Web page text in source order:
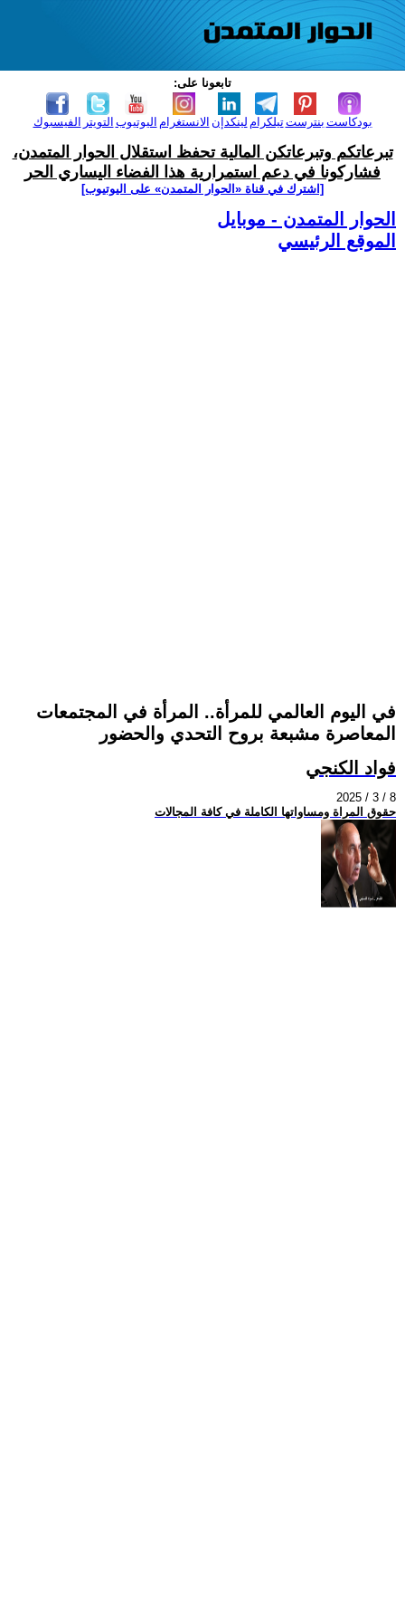
تابعونا على:
الفيسبوك التويتر اليوتيوب الانستغرام لينكدإن تيلكرامبنترست بودكاست
تبرعاتكم وتبرعاتكن المالية تحفظ استقلال الحوار المتمدن،
فشاركونا في دعم استمرارية هذا الفضاء اليساري الحر
[اشترك في قناة ‫«الحوار المتمدن» على اليوتيوب]
الحوار المتمدن - موبايل
الموقع الرئيسي
في اليوم العالمي للمرأة.. المرأة في المجتمعات
المعاصرة مشبعة بروح التحدي والحضور
فواد الكنجي
2025 / 3 / 8
حقوق المراة ومساواتها الكاملة في كافة المجالات